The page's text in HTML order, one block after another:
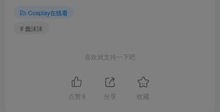
Cosplay在线看
# 蠢沫沫
喜欢就支持一下吧
点赞 9 分享 收藏